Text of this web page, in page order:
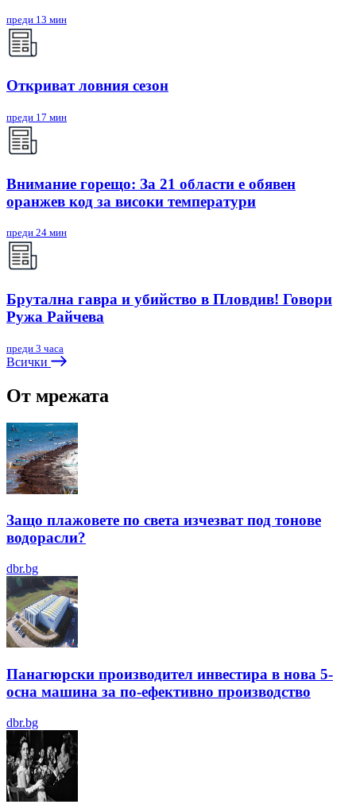
преди 13 мин
Откриват ловния сезон
преди 17 мин
Внимание горещо: За 21 области е обявен
оранжев код за високи температури
преди 24 мин
Брутална гавра и убийство в Пловдив! Говори
Ружа Райчева
преди 3 часа
Всички
От мрежата
Защо плажовете по света изчезват под тонове
водорасли?
dbr.bg
Панагюрски производител инвестира в нова 5-
осна машина за по-ефективно производство
dbr.bg